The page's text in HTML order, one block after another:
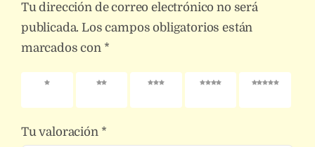
Tu dirección de correo electrónico no será
publicada. Los campos obligatorios están
marcados con *
1 de 5
2 de 5
3 de 5
4 de 5
5 de 5
Tu valoración *